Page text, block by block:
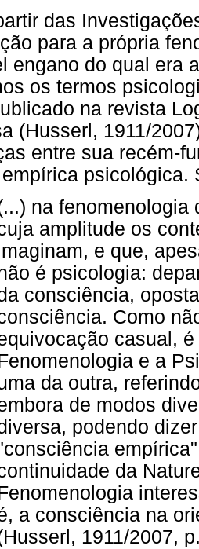
das
para a própria
engano do qual era
os termos
na revista
(Husserl, 1911/
entre sua recém-
psicológica.
na fenomenologia
amplitude os
e que,
é psicologia:
consciência,
Como
casual,
e a
da outra,
de modos
podendo
da
a consciência na
1911/2007,